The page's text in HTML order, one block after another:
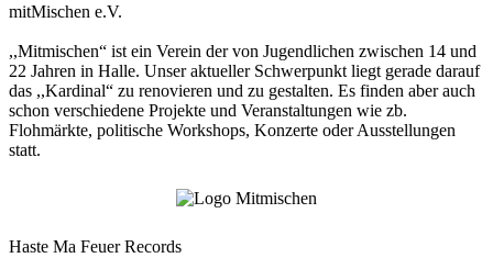
mitMischen e.V.
,,Mitmischen“ ist ein Verein der von Jugendlichen zwischen 14 und
22 Jahren in Halle. Unser aktueller Schwerpunkt liegt gerade darauf
das ,,Kardinal“ zu renovieren und zu gestalten. Es finden aber auch
schon verschiedene Projekte und Veranstaltungen wie zb.
Flohmärkte, politische Workshops, Konzerte oder Ausstellungen
statt.
Haste Ma Feuer Records